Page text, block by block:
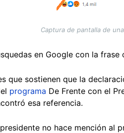
Captura de pantalla de
en Google con la
que sostienen que la
programa De Frente con el
esa referencia.
no hace mención al